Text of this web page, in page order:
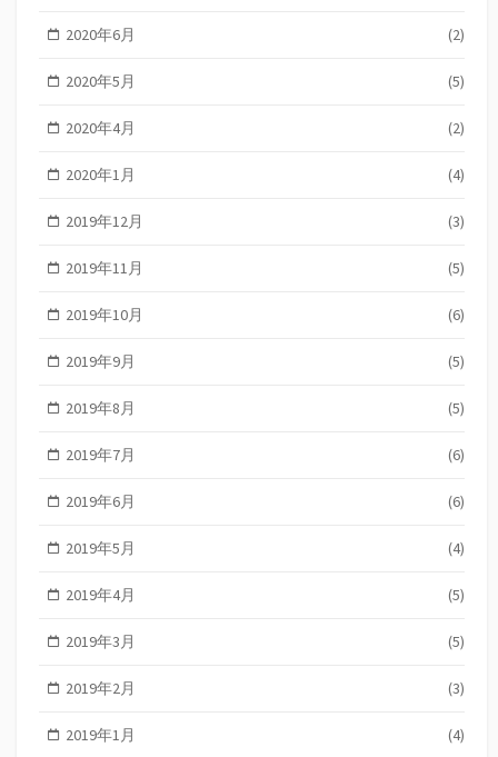
2020年6月 (2)
2020年5月 (5)
2020年4月 (2)
2020年1月 (4)
2019年12月 (3)
2019年11月 (5)
2019年10月 (6)
2019年9月 (5)
2019年8月 (5)
2019年7月 (6)
2019年6月 (6)
2019年5月 (4)
2019年4月 (5)
2019年3月 (5)
2019年2月 (3)
2019年1月 (4)